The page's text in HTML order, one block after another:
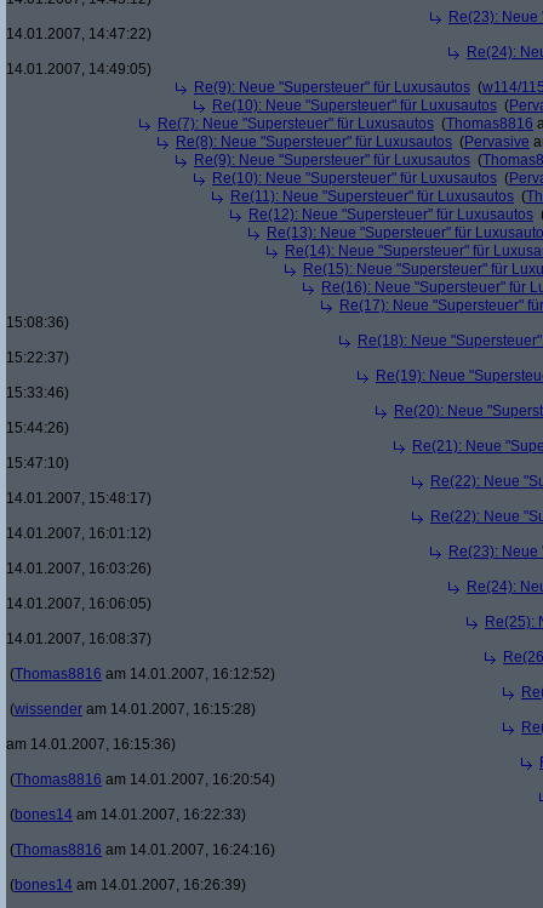
Re(23):
14.01.2007, 14:47:22)
Re(24):
14.01.2007, 14:49:05)
Re(9): Neue "Supersteuer" für Luxusautos (w114/
Re(10): Neue "Supersteuer" für Luxusautos (
Re(7): Neue "Supersteuer" für Luxusautos (Thomas8816
Re(8): Neue "Supersteuer" für Luxusautos (Pervasive
Re(9): Neue "Supersteuer" für Luxusautos (
Re(10): Neue "Supersteuer" für Luxusautos (
Re(11): Neue "Supersteuer" für Luxusautos (
Re(12): Neue "Supersteuer" für Luxusautos
Re(13): Neue "Supersteuer" für
Re(14): Neue "Supersteuer" für
Re(15): Neue "Supersteuer" für
Re(16): Neue "Supersteuer" für
Re(17): Neue "Supersteuer"
15:08:36)
Re(18): Neue
15:22:37)
Re(19): Neue
15:33:46)
Re(20): Neue
15:44:26)
Re(21): Neue
15:47:10)
Re(22): Neue
14.01.2007, 15:48:17)
Re(22): Neue
14.01.2007, 16:01:12)
Re(23):
14.01.2007, 16:03:26)
Re(24):
14.01.2007, 16:06:05)
Re(25):
14.01.2007, 16:08:37)
(Thomas8816 am 14.01.2007, 16:12:52)
(wissender am 14.01.2007, 16:15:28)
am 14.01.2007, 16:15:36)
(Thomas8816 am 14.01.2007, 16:20:54)
(bones14 am 14.01.2007, 16:22:33)
(Thomas8816 am 14.01.2007, 16:24:16)
(bones14 am 14.01.2007, 16:26:39)